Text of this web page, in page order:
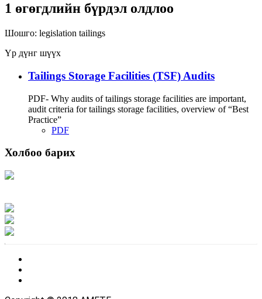
1 өгөгдлийн бүрдэл олдлоо
Шошго: legislation tailings
Үр дүнг шүүх
Tailings Storage Facilities (TSF) Audits
PDF- Why audits of tailings storage facilities are important,
audit criteria for tailings storage facilities, overview of “Best
Practice”
PDF
Холбоо барих